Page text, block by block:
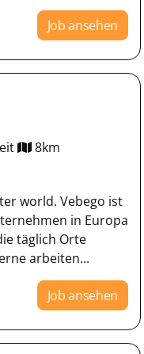
Job ansehen
8km
world. Vebego ist
in Europa
täglich Orte
arbeiten...
Job ansehen